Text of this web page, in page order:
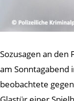
Sozusagen an den
am Sonntagabend
beobachtete